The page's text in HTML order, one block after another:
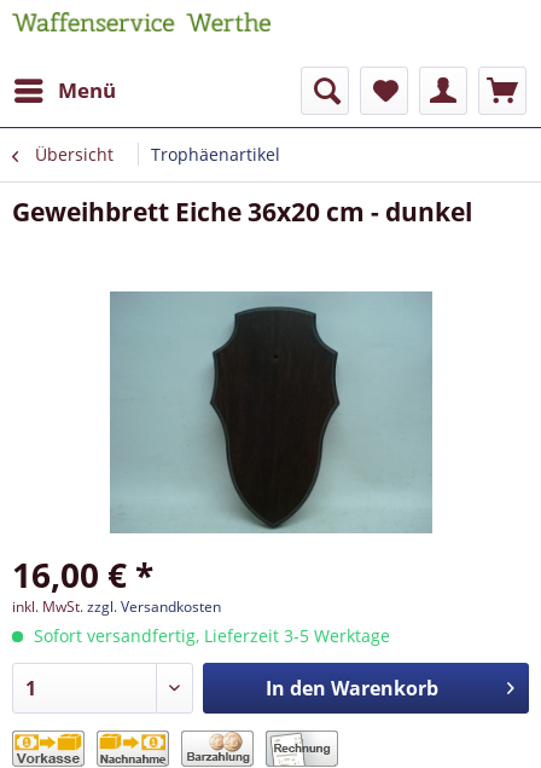
Menü
Übersicht Trophäenartikel
Geweihbrett Eiche 36x20 cm - dunkel
16,00 € *
inkl. MwSt.zzgl. Versandkosten
Sofort versandfertig, Lieferzeit 3-5 Werktage
In den Warenkorb